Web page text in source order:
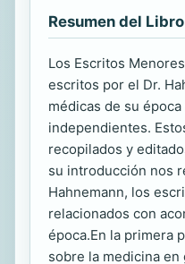
Resumen del Libro
Los Escritos
escritos por el Dr.
médicas de su
independientes.
recopilados y
su introducción nos
Hahnemann, los
relacionados con
época.En la primera
sobre la medicina en